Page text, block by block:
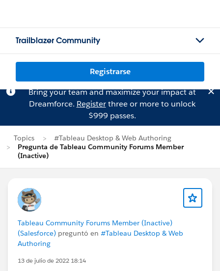
Trailblazer Community
Registrarse
Bring your team and maximize your impact at
Dreamforce. Registerthree or more to unlock
$999 passes.
Topics
#Tableau Desktop & Web Authoring
Pregunta de Tableau Community Forums Member
(Inactive)
Tableau Community Forums Member (Inactive)
(Salesforce) preguntó en #Tableau Desktop & Web
Authoring
13 de julio de 2022 18:14